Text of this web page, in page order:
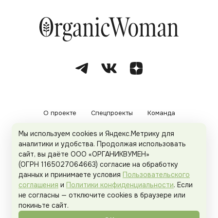
О проекте Спецпроекты Команда
Рекламодателям Политика конфиденциальности
Пользовательское соглашение
Organicwoman.ru . Все права защищены.
Мы используем cookies и Яндекс.Метрику для
аналитики и удобства. Продолжая использовать
сайт, вы даёте ООО «ОРГАНИКВУМЕН»
(ОГРН 1165027064663) согласие на обработку
данных и принимаете условия Пользовательского
соглашения и Политики конфиденциальности. Если
не согласны — отключите cookies в браузере или
покиньте сайт.